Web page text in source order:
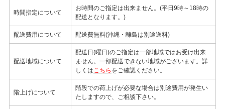
時間指定について
お時間のご指定は出来ません。(平日9時～18時の
配送となります。)
配送費用について 配送費無料(沖縄・離島は別途送料)
配送地域について
配送日(曜日)のご指定は一部地域ではお受け出来
ません。一部配送できない地域がございます。詳
しくはこちら をご確認ください。
階上げについて
階段での荷上げが必要な場合は別途費用が発生い
たしますので、ご相談下さい。